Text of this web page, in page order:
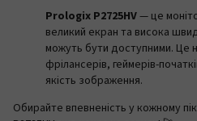
Prologix P2725HV— це
великий екран та висока
можуть бути доступними. Це
фрілансерів, геймерів-
якість зображення.
Обирайте впевненість у кожному